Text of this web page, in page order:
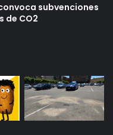
subvenciones
de CO2